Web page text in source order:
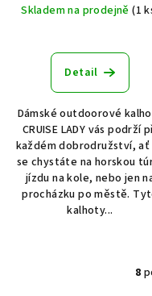
Skladem na prodejně(1
Detail
Dámské outdoorové
CRUISE LADY vás podrží
každém dobrodružství, ať
se chystáte na horskou
jízdu na kole, nebo jen
procházku po městě.
kalhoty...
8